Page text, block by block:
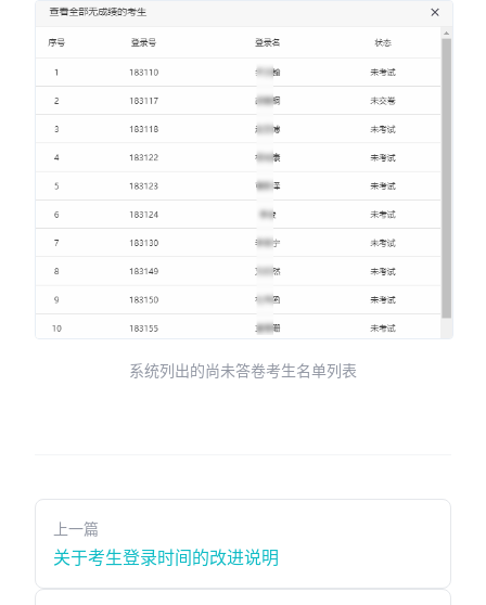
系统列出的尚未答卷考生名单列表
上一篇
关于考生登录时间的改进说明